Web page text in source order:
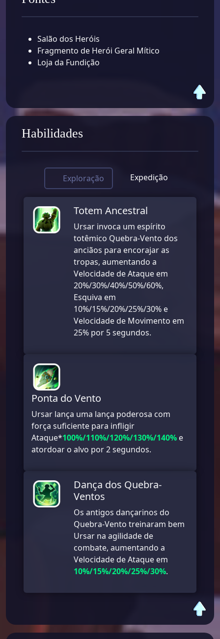
Salão dos Heróis
Fragmento de Herói Geral Mítico
Loja da Fundição
Habilidades
Exploração Expedição
Totem Ancestral
Ursar invoca um espírito
totêmico Quebra-Vento dos
anciãos para encorajar as
tropas, aumentando a
Velocidade de Ataque em
20%/30%/40%/50%/60%,
Esquiva em
10%/15%/20%/25%/30% e
Velocidade de Movimento em
25% por 5 segundos.
Ponta do Vento
Ursar lança uma lança poderosa com
força suficiente para infligir
Ataque*100%/110%/120%/130%/140% e
atordoar o alvo por 2 segundos.
Dança dos Quebra-
Ventos
Os antigos dançarinos do
Quebra-Vento treinaram bem
Ursar na agilidade de
combate, aumentando a
Velocidade de Ataque em
10%/15%/20%/25%/30%.